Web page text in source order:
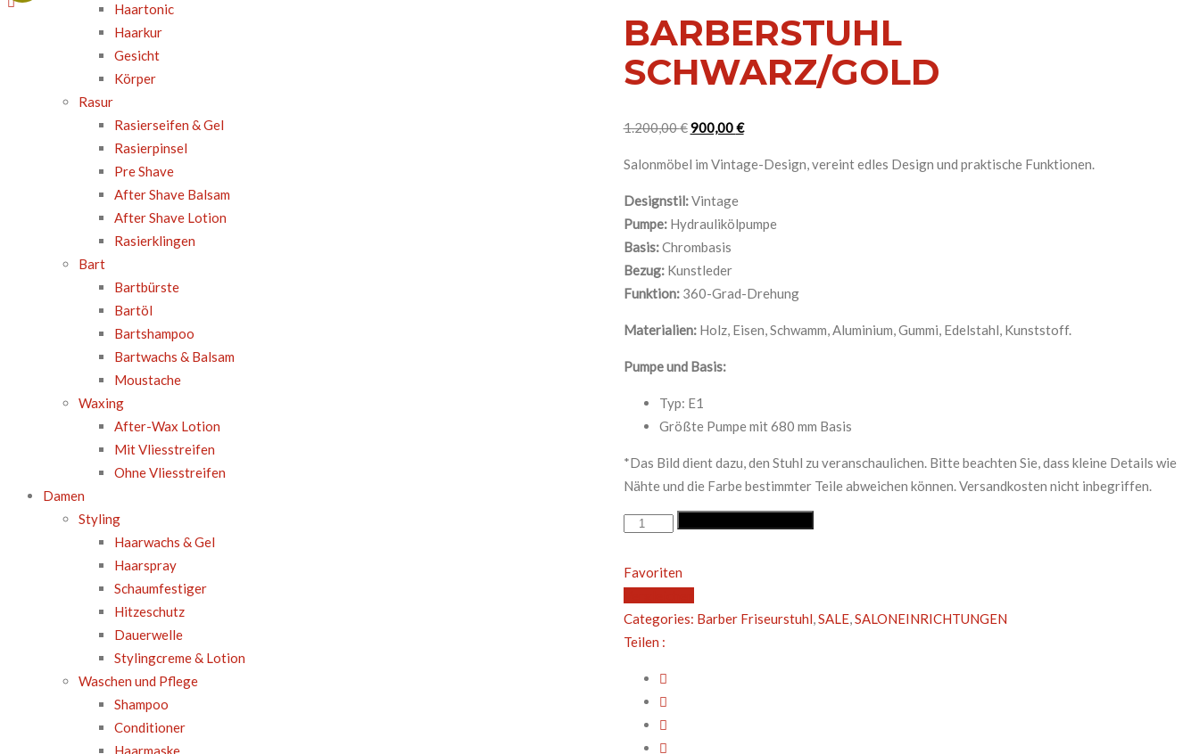
Haartonic
Haarkur
Gesicht
Körper
Rasur
Rasierseifen & Gel
Rasierpinsel
Pre Shave
After Shave Balsam
After Shave Lotion
Rasierklingen
Bart
Bartbürste
Bartöl
Bartshampoo
Bartwachs & Balsam
Moustache
Waxing
After-Wax Lotion
Mit Vliesstreifen
Ohne Vliesstreifen
Damen
Styling
Haarwachs & Gel
Haarspray
Schaumfestiger
Hitzeschutz
Dauerwelle
Stylingcreme & Lotion
Waschen und Pflege
Shampoo
Conditioner
Haarmaske
BARBERSTUHL
SCHWARZ/GOLD
1.200,00€Ursprünglicher
war:
1.200,00 €
900,00€Aktueller
ist:
Salonmöbel im Vintage-Design, vereint edles Design und praktische Funktionen.
Designstil:Vintage
Pumpe:Hydraulikölpumpe
Basis:Chrombasis
Bezug:Kunstleder
Funktion:360-Grad-Drehung
Materialien: Holz, Eisen, Schwamm, Aluminium, Gummi, Edelstahl, Kunststoff.
Pumpe und Basis:
Typ: E1
Größte Pumpe mit 680 mm Basis
*Das Bild dient dazu, den Stuhl zu veranschaulichen. Bitte beachten Sie, dass kleine Details wie
Nähte und die Farbe bestimmter Teile abweichen können. Versandkosten nicht inbegriffen.
BARBERSTUHL
Menge
Favoriten
Categories: Barber Friseurstuhl,SALE,SALONEINRICHTUNGEN
Teilen :